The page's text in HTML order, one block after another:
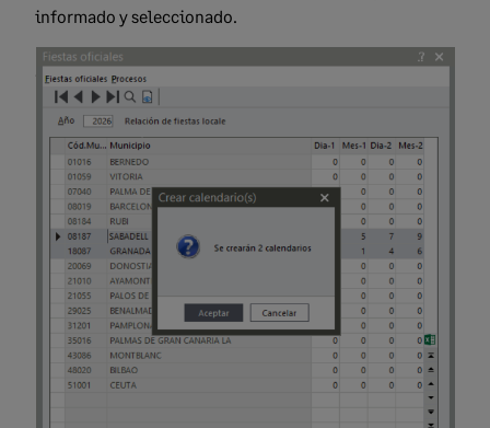
informado y seleccionado.